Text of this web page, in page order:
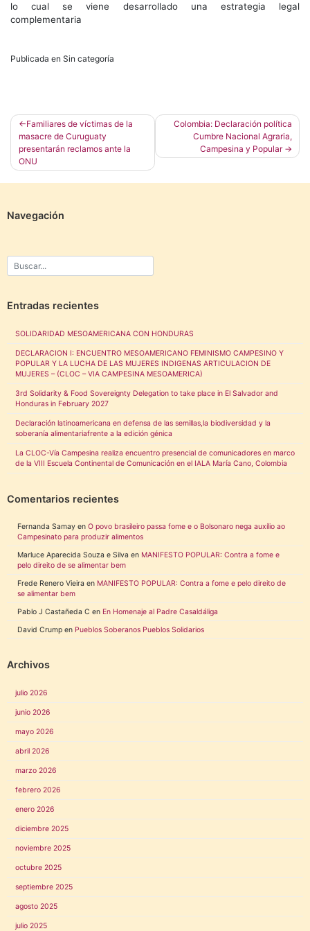
lo cual se viene desarrollado una estrategia legal
complementaria
Publicada en Sin categoría
Navegación
de
entradas
Familiares de víctimas de la
masacre de Curuguaty
presentarán reclamos ante la
ONU
Colombia: Declaración política
Cumbre Nacional Agraria,
Campesina y Popular
Navegación
Entradas recientes
SOLIDARIDAD MESOAMERICANA CON HONDURAS
DECLARACION I: ENCUENTRO MESOAMERICANO FEMINISMO CAMPESINO Y
POPULAR Y LA LUCHA DE LAS MUJERES INDIGENAS ARTICULACION DE
MUJERES – (CLOC – VIA CAMPESINA MESOAMERICA)
3rd Solidarity & Food Sovereignty Delegation to take place in El Salvador and
Honduras in February 2027
Declaración latinoamericana en defensa de las semillas,la biodiversidad y la
soberanía alimentariafrente a la edición génica
La CLOC-Vía Campesina realiza encuentro presencial de comunicadores en marco
de la VIII Escuela Continental de Comunicación en el IALA María Cano, Colombia
Comentarios recientes
Fernanda Samay en O povo brasileiro passa fome e o Bolsonaro nega auxílio ao
Campesinato para produzir alimentos
Marluce Aparecida Souza e Silva en MANIFESTO POPULAR: Contra a fome e
pelo direito de se alimentar bem
Frede Renero Vieira en MANIFESTO POPULAR: Contra a fome e pelo direito de
se alimentar bem
Pablo J Castañeda C en En Homenaje al Padre Casaldáliga
David Crump en Pueblos Soberanos Pueblos Solidarios
Archivos
julio 2026
junio 2026
mayo 2026
abril 2026
marzo 2026
febrero 2026
enero 2026
diciembre 2025
noviembre 2025
octubre 2025
septiembre 2025
agosto 2025
julio 2025